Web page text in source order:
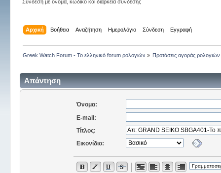
Σύνδεση με όνομα, κωδικό και διάρκεια σύνδεσης
Αρχική Βοήθεια Αναζήτηση Ημερολόγιο Σύνδεση Εγγραφή
Greek Watch Forum - Το ελληνικό forum ρολογιών » Προτάσεις αγοράς ρολογιών
Απάντηση
Όνομα:
E-mail:
Τίτλος:
Εικονίδιο: